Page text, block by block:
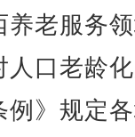
老服务
人口老龄
例》规定